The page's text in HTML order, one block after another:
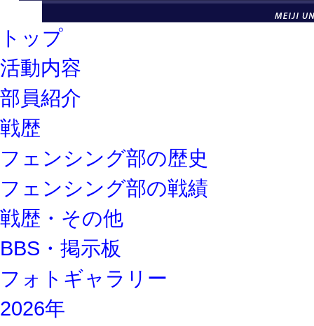
トップ
活動内容
部員紹介
戦歴
フェンシング部の歴史
フェンシング部の戦績
戦歴・その他
BBS・掲示板
フォトギャラリー
2026年